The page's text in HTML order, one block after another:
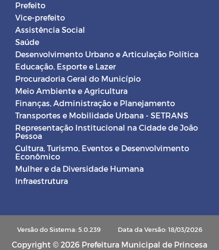
Prefeito
Vice-prefeito
Assistência Social
Saúde
Desenvolvimento Urbano e Articulação Política
Educação, Esporte e Lazer
Procuradoria Geral do Município
Meio Ambiente e Agricultura
Finanças, Administração e Planejamento
Transportes e Mobilidade Urbana - SETRANS
Representação Institucional na Cidade de João
Pessoa
Cultura, Turismo, Eventos e Desenvolvimento
Econômico
Mulher e da Diversidade Humana
Infraestrutura
Versão do Sistema: 5.0.239 Data da Versão: 18/03/2026
Copyright © 2026 Prefeitura Municipal de Princesa